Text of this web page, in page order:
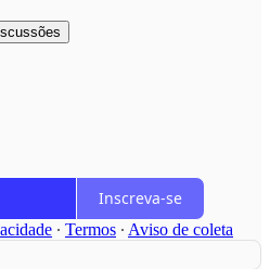
Inscreva-se
∙ Termos ∙ Aviso de coleta